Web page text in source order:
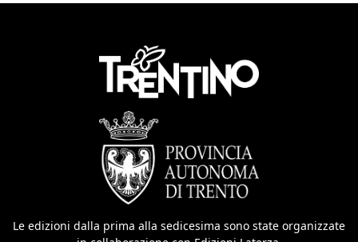
Le edizioni dalla prima alla sedicesima sono state organizzate